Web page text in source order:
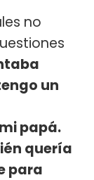
no
un
papá.
quería
para